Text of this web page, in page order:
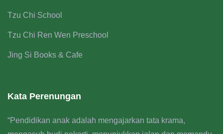
Belajar Moderasi dari Falsafah Tzu
Tzu Chi School
Tzu Chi Ren Wen Preschool
Jing Si Books & Cafe
Kata Perenungan
“Pendidikan anak adalah mengajarkan tata krama,